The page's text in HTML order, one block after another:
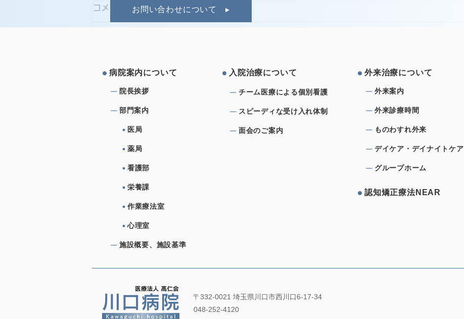
コメント お問い合わせについて
病院案内について
院⻑挨拶
部⾨案内
医局
⼊院治療について
チーム医療による個別看護
スピーディな受け⼊れ体制
⾯会のご案内
薬局
看護部
外来治療について
外来案内
外来診療時間
ものわすれ外来
デイケア・デイナイトケア
グループホーム
栄養課
作業療法室
心理室
施設概要、施設基準
〒332-0021 埼玉県川口市西川口6-17-34
048-252-4120
認知矯正療法NEAR